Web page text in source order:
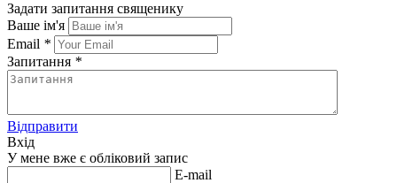
Задати запитання священику
Ваше ім'я
Email *
Запитання *
Відправити
Вхід
У мене вже є обліковий запис
E-mail